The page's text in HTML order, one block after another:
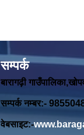
सम्पर्क
बारागढ़ी
सम्पर्क नम्बर:-
वेबसाइट:-